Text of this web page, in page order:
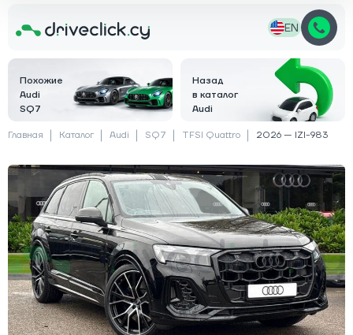
EN
Похожие
Audi
SQ7
Назад
в каталог
Audi
Главная Каталог Audi SQ7 TFSI Quattro 2026 — IZI-983